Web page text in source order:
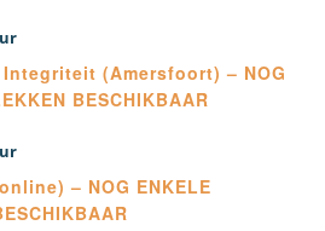
(Amersfoort) – NOG
BESCHIKBAAR
– NOG ENKELE